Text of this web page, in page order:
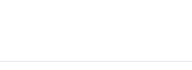
всех этапах — от производства до